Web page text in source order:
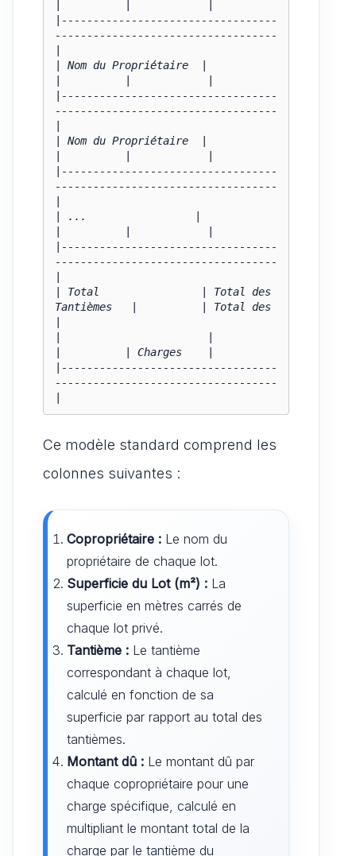
|----------------------------------
-----------------------------------
| Nom du Propriétaire  |
|----------------------------------
-----------------------------------
| Nom du Propriétaire  |
|----------------------------------
-----------------------------------
| ...                 |
|----------------------------------
-----------------------------------
| Total                | Total des
Tantièmes   |          | Total des
|          | Charges    |
|----------------------------------
-----------------------------------
Ce modèle standard comprend les
colonnes suivantes :
Copropriétaire : Le nom du
propriétaire de chaque lot.
Superficie du Lot (m²) : La
superficie en mètres carrés de
chaque lot privé.
Tantième : Le tantième
correspondant à chaque lot,
calculé en fonction de sa
superficie par rapport au total des
tantièmes.
Montant dû : Le montant dû par
chaque copropriétaire pour une
charge spécifique, calculé en
multipliant le montant total de la
charge par le tantième du